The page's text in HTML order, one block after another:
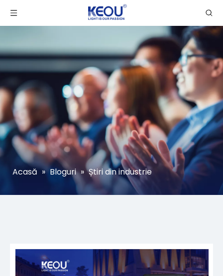
Acasă » Bloguri » Știri din industrie